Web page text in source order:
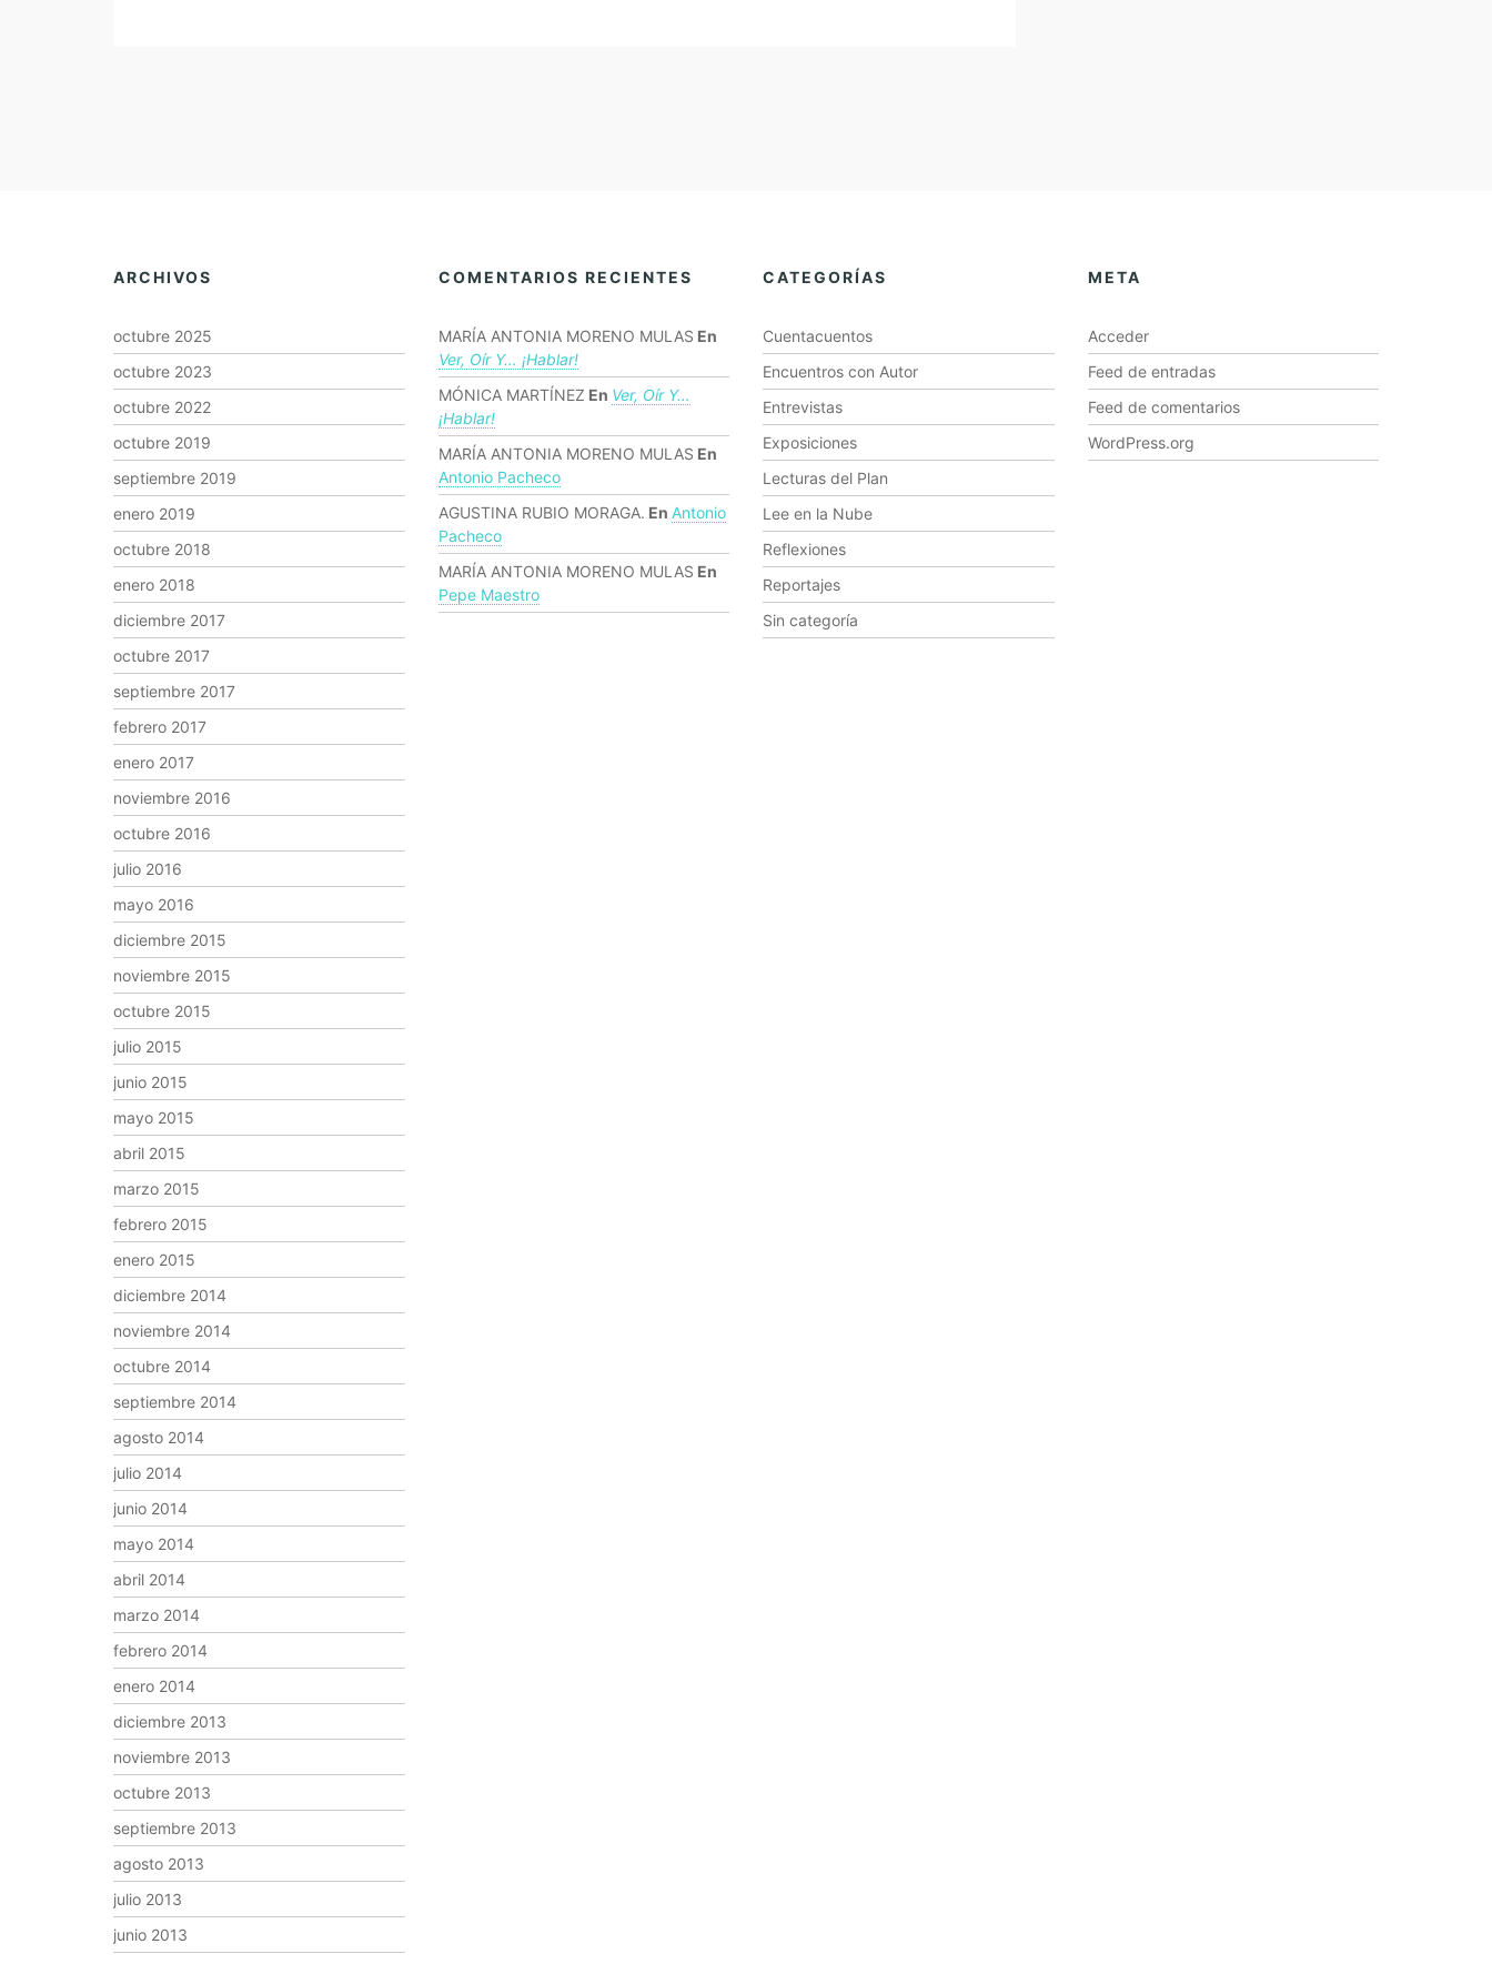
ARCHIVOS
octubre 2025
octubre 2023
octubre 2022
octubre 2019
septiembre 2019
enero 2019
octubre 2018
enero 2018
diciembre 2017
octubre 2017
septiembre 2017
febrero 2017
enero 2017
noviembre 2016
octubre 2016
julio 2016
mayo 2016
diciembre 2015
noviembre 2015
octubre 2015
julio 2015
junio 2015
mayo 2015
abril 2015
marzo 2015
febrero 2015
enero 2015
diciembre 2014
noviembre 2014
octubre 2014
septiembre 2014
agosto 2014
julio 2014
junio 2014
mayo 2014
abril 2014
marzo 2014
febrero 2014
enero 2014
diciembre 2013
noviembre 2013
octubre 2013
septiembre 2013
agosto 2013
julio 2013
junio 2013
COMENTARIOS RECIENTES
MARÍA ANTONIA MORENO MULAS En
Ver, Oír Y… ¡hablar!
MÓNICA MARTÍNEZ En Ver, Oír Y…
¡hablar!
MARÍA ANTONIA MORENO MULAS En
Antonio Pacheco
AGUSTINA RUBIO MORAGA. En Antonio
Pacheco
MARÍA ANTONIA MORENO MULAS En
Pepe Maestro
CATEGORÍAS
Cuentacuentos
Encuentros con Autor
Entrevistas
Exposiciones
Lecturas del Plan
Lee en la Nube
Reflexiones
Reportajes
Sin categoría
META
Acceder
Feed de entradas
Feed de comentarios
WordPress.org